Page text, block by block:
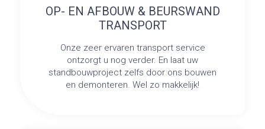
OP- EN AFBOUW & BEURSWAND
TRANSPORT
Onze zeer ervaren transport service
ontzorgt u nog verder. En laat uw
standbouwproject zelfs door ons bouwen
en demonteren. Wel zo makkelijk!